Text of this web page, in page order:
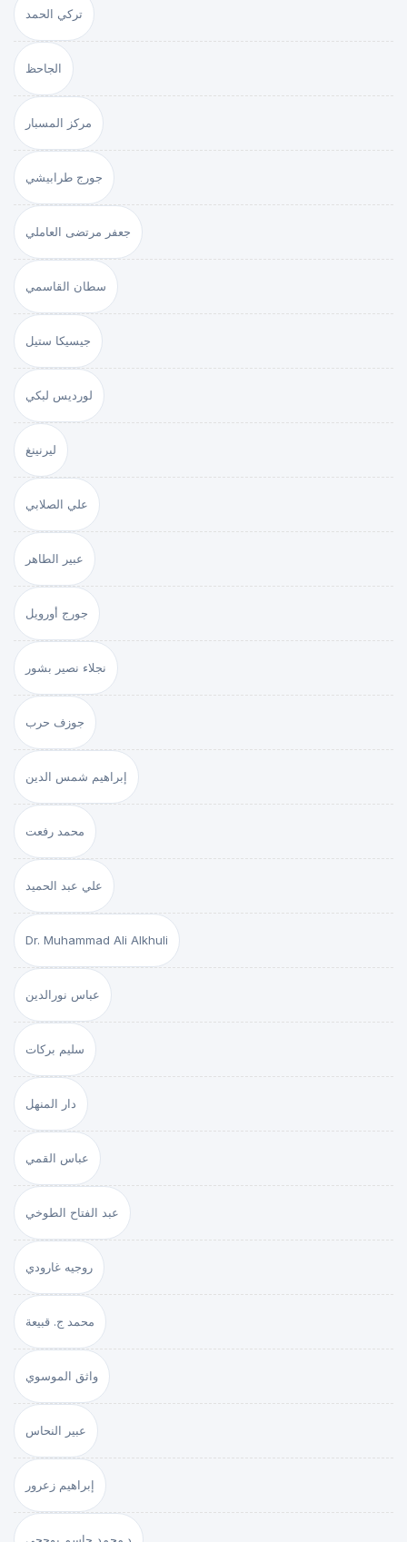
تركي الحمد
الجاحظ
مركز المسبار
جورج طرابيشي
جعفر مرتضى العاملي
سطان القاسمي
جيسيكا ستيل
لورديس لبكي
ليرنينغ
علي الصلابي
عبير الطاهر
جورج أورويل
نجلاء نصير بشور
جوزف حرب
إبراهيم شمس الدين
محمد رفعت
علي عبد الحميد
Dr. Muhammad Ali Alkhuli
عباس نورالدين
سليم بركات
دار المنهل
عباس القمي
عبد الفتاح الطوخي
روجيه غارودي
محمد ج. قبيعة
واثق الموسوي
عبير النحاس
إبراهيم زعرور